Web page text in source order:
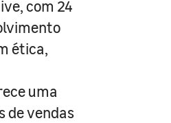
com 24
ética,
uma
de vendas